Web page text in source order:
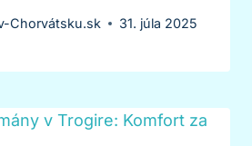
Chorvátsku.sk 31. júla 2025